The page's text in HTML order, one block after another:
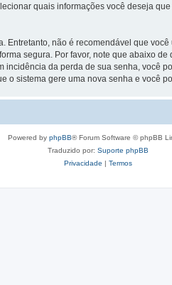
quais informações você deseja
não é recomendável que
segura. Por favor, note que abaixo
da perda de sua senha, você
sistema gere uma nova senha e você
Powered by phpBB® Forum Software © phpBB
Traduzido por: Suporte phpBB
Privacidade | Termos